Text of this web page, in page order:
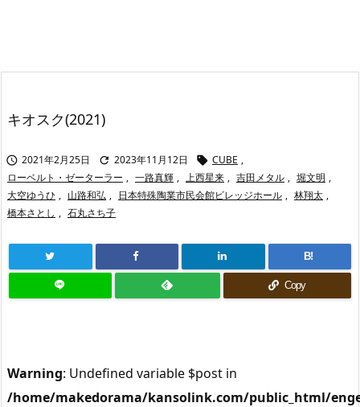
キオスク(2021)
 2021年2月25日  2023年11月12日  CUBE ,
ローベルト・ゼーターラー , 一路真輝 , 上西星来 , 吉田メタル , 堀文明 ,
大空ゆうひ , 山路和弘 , 日本特殊陶業市民会館ビレッジホール , 林翔太 ,
橋本さとし , 石丸さち子
B!
Copy
Warning: Undefined variable $post in
/home/makedorama/kansolink.com/public_html/